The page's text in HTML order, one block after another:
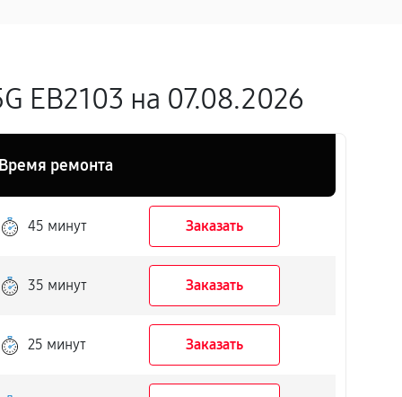
EB2103 на 07.08.2026
ремонта
45 минут Заказать
35 минут Заказать
25 минут Заказать